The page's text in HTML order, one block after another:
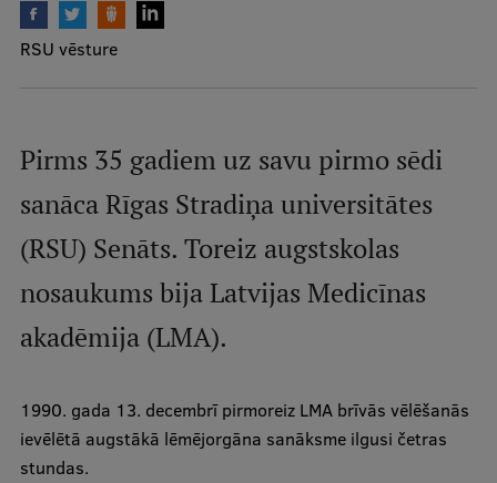
Darba devējiem
Mobile
galvenā
izvēlne
Studiju iespējas
Pamatstudiju programmas
Doktorantūra
Rezidentūra
RSU vēsture
Pirms 35 gadiem uz savu pirmo sēdi
sanāca Rīgas Stradiņa universitātes
(RSU) Senāts. Toreiz augstskolas
nosaukums bija Latvijas Medicīnas
akadēmija (LMA).
1990. gada 13. decembrī pirmoreiz LMA brīvās vēlēšanās
ievēlētā augstākā lēmējorgāna sanāksme ilgusi četras
stundas.